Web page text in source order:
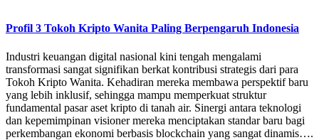
Profil 3 Tokoh Kripto Wanita Paling Berpengaruh Indonesia
Industri keuangan digital nasional kini tengah mengalami
transformasi sangat signifikan berkat kontribusi strategis dari para
Tokoh Kripto Wanita. Kehadiran mereka membawa perspektif baru
yang lebih inklusif, sehingga mampu memperkuat struktur
fundamental pasar aset kripto di tanah air. Sinergi antara teknologi
dan kepemimpinan visioner mereka menciptakan standar baru bagi
perkembangan ekonomi berbasis blockchain yang sangat dinamis….